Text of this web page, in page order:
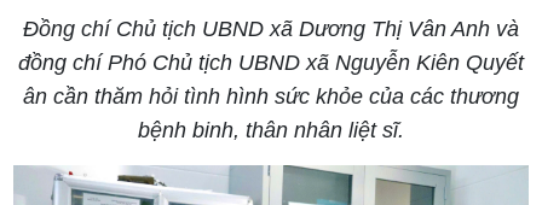
Đồng chí Chủ tịch UBND xã Dương Thị Vân Anh và
đồng chí Phó Chủ tịch UBND xã Nguyễn Kiên Quyết
ân cần thăm hỏi tình hình sức khỏe của các thương
bệnh binh, thân nhân liệt sĩ.